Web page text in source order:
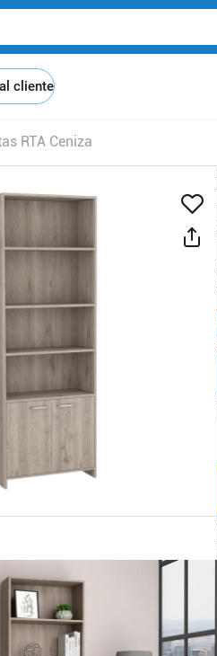
cliente
RTA Ceniza
Biblioteca Office
RTA MUEBLES